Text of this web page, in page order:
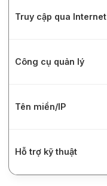
Truy cập qua Internet
Công cụ quản lý
Tên miền/IP
Hỗ trợ kỹ thuật